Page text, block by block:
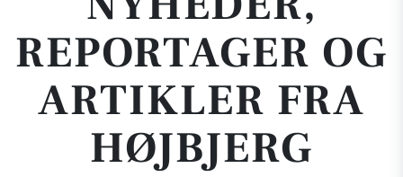
REPORTAGER OG
ARTIKLER FRA
HØJBJERG